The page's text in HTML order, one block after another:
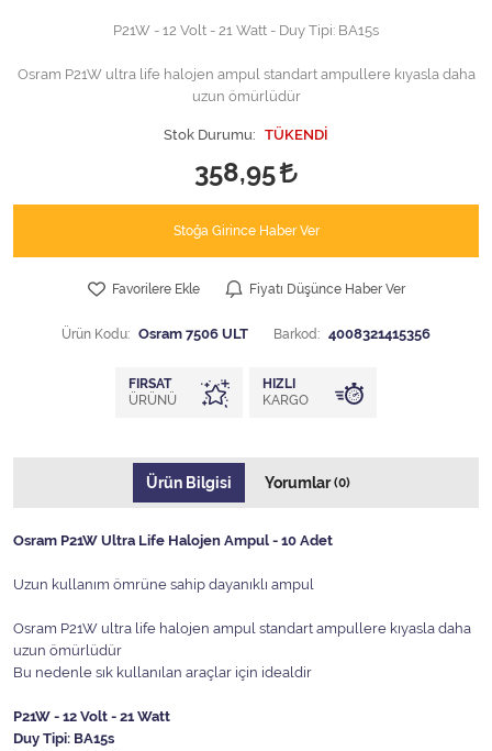
P21W - 12 Volt - 21 Watt - Duy Tipi: BA15s
Osram P21W ultra life halojen ampul standart ampullere kıyasla daha
uzun ömürlüdür
Stok Durumu: TÜKENDİ
358,95
Stoğa Girince Haber Ver
Favorilere Ekle Fiyatı Düşünce Haber Ver
Ürün Kodu: Osram 7506 ULT Barkod: 4008321415356
FIRSAT
ÜRÜNÜ
HIZLI
KARGO
Ürün Bilgisi Yorumlar(0)
Osram P21W Ultra Life Halojen Ampul - 10 Adet
Uzun kullanım ömrüne sahip dayanıklı ampul
Osram P21W ultra life halojen ampul standart ampullere kıyasla daha
uzun ömürlüdür
Bu nedenle sık kullanılan araçlar için idealdir
P21W - 12 Volt - 21 Watt
Duy Tipi: BA15s